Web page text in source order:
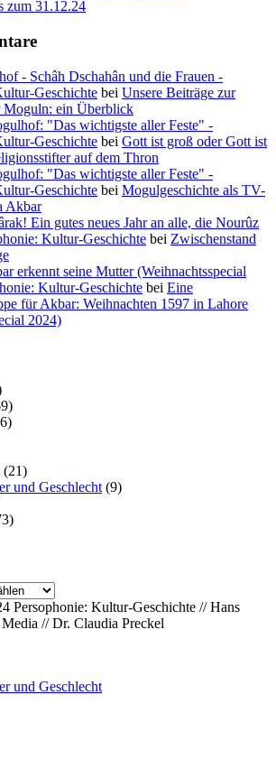
zum 31.12.24
- Schâh Dschahân und die Frauen -
Geschichte bei Unsere Beiträge zur
Moguln: ein Überblick
"Das wichtigste aller Feste" -
Geschichte bei Gott ist groß oder Gott ist
auf dem Thron
"Das wichtigste aller Feste" -
Geschichte bei Mogulgeschichte als TV-
Akbar
Ein gutes neues Jahr an alle, die Nourûz
Kultur-Geschichte bei Zwischenstand
erkennt seine Mutter (Weihnachtsspecial
Kultur-Geschichte bei Eine
für Akbar: Weihnachten 1597 in Lahore
2024)
(21)
und Geschlecht (9)
Persophonie: Kultur-Geschichte // Hans
// Dr. Claudia Preckel
und Geschlecht